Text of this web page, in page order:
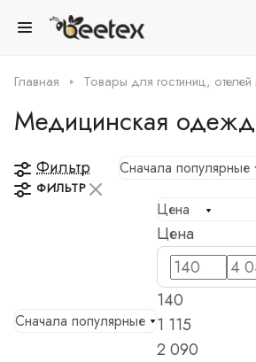
Главная Товары для гостиниц, отелей
Медицинская
Фильтр Сначала популярные
ФИЛЬТР
Сначала популярные
Цена
Цена
140
1 115
2 090